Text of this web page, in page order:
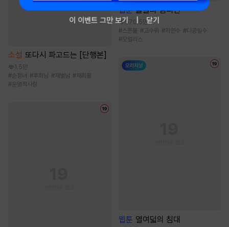
소설 또다시 파고드는 [단행본]
1.5만
#순정녀 #후회남 # 재벌남 # 재회물
#운명적사랑
웹툰 불굴의 챔피언
570.5만
#스폰물 #고수위 #처연수 #다공일수
#모럴리스
웹툰 열여덟의 침대
이 이벤트 그만 보기 닫기